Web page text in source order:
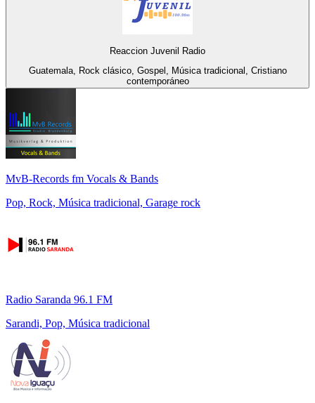
Reaccion Juvenil Radio
Guatemala, Rock clásico, Gospel, Música tradicional, Cristiano
contemporáneo
MvB-Records fm Vocals & Bands
Pop, Rock, Música tradicional, Garage rock
Radio Saranda 96.1 FM
Sarandi, Pop, Música tradicional